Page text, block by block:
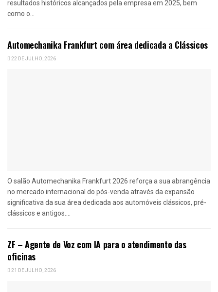
resultados históricos alcançados pela empresa em 2025, bem
como o...
Automechanika Frankfurt com área dedicada a Clássicos
22 DE JULHO, 2026
O salão Automechanika Frankfurt 2026 reforça a sua abrangência
no mercado internacional do pós-venda através da expansão
significativa da sua área dedicada aos automóveis clássicos, pré-
clássicos e antigos....
ZF – Agente de Voz com IA para o atendimento das
oficinas
21 DE JULHO, 2026